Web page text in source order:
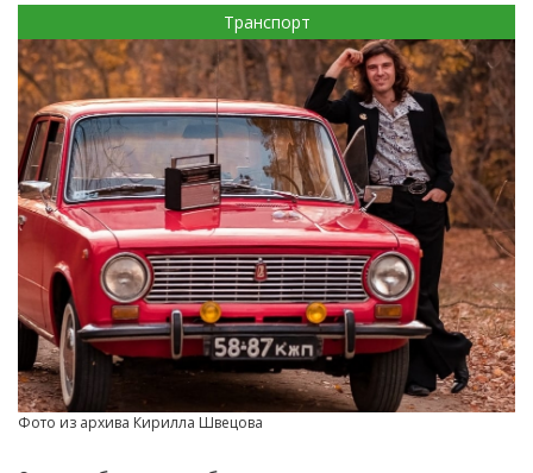
Транспорт
Фото из архива Кирилла Швецова